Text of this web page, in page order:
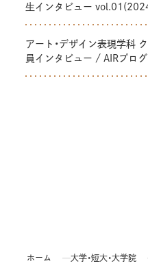
生インタビュー
アート・デザイン表現学科
員インタビュー / AIRプロ
ホーム 大学・短大・大学院